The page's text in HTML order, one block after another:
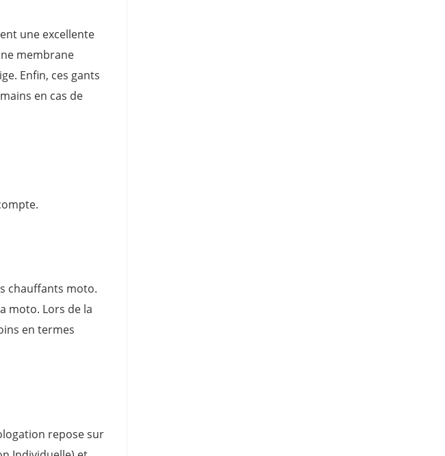
une excellente
membrane
Enfin, ces gants
en cas de
chauffants moto.
moto. Lors de la
en termes
repose sur